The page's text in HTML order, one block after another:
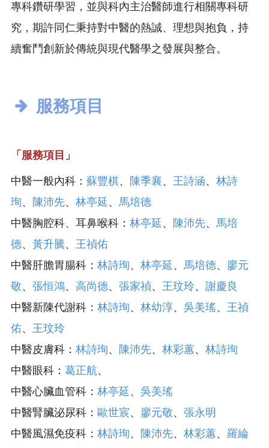
專科鑽研學習，並與科內主治醫師進行相關專科研
究，期許同仁秉持對中醫的熱誠、理想與抱負，持
續奮鬥創新於傳統與現代醫學之發展與整合。
服務項目
「服務項目」
中醫一般內科： 蘇豐棋、 陳季襄、 王詩涵、 林詩
珣、 陳沛先、 林亭延 、 馬培德
中醫胸腔科、耳鼻喉科： 林亭延 、 陳沛先、 馬培
德、 黃升騰、 王禎佑
中醫肝膽胃腸科： 林詩珣、 林亭延 、 馬培德、 廖元
敬、 張恒鴻、 高尚德、 張家禎、 王玟玲、 謝慶良
中醫新陳代謝科： 林詩珣、 林幼淳、 吳美瑤、 王禎
佑、 王玟玲
中醫皮膚科： 林詩珣、 陳沛先、 林彩蕙、 林詩珣
中醫眼科： 葛正航、
中醫心臟血管科： 林亭延 、 吳美瑤
中醫腎臟泌尿科： 歐世宸、 廖元敬、 張永明
中醫風濕免疫科： 林詩珣、 陳沛先、 林彩蕙、 羅綸